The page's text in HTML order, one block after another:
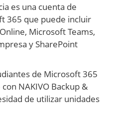
es una cuenta de
365 que puede incluir
Microsoft Teams,
y SharePoint
de Microsoft 365
NAKIVO Backup &
de utilizar unidades